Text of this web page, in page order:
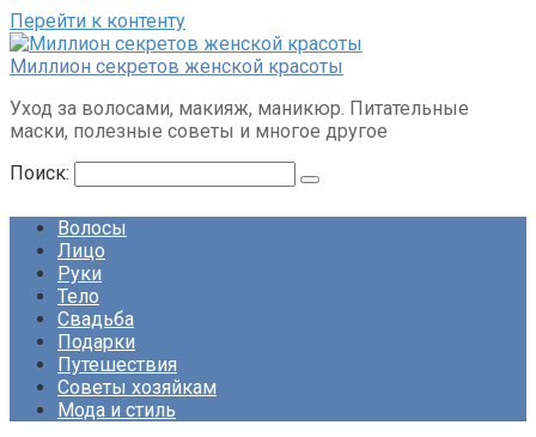
Перейти к контенту
Миллион секретов женской красоты
Уход за волосами, макияж, маникюр. Питательные
маски, полезные советы и многое другое
Поиск:
Волосы
Лицо
Руки
Тело
Свадьба
Подарки
Путешествия
Советы хозяйкам
Мода и стиль